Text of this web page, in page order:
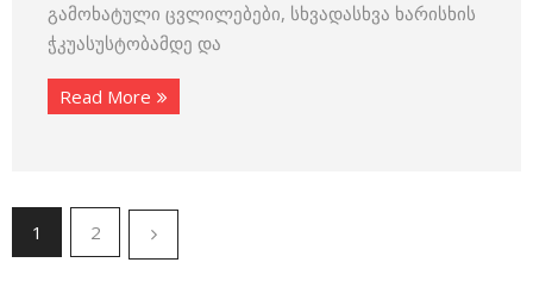
გამოხატული ცვლილებები, სხვადასხვა ხარისხის
ჭკუასუსტობამდე და
Read More
1 2